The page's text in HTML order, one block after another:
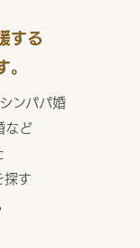
する
。
ンパパ婚
など
探す